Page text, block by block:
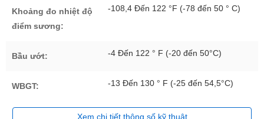
Khoảng đo nhiệt độ
điểm sương:
-108,4 Đến 122 °F (-78 đến 50 ° C)
Bầu ướt: -4 Đến 122 ° F (-20 đến 50°C)
WBGT: -13 Đến 130 ° F (-25 đến 54,5°C)
Xem chi tiết thông số kỹ thuật